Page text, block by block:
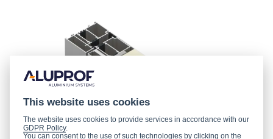
This website uses cookies
The website uses cookies to provide services in accordance with our
GDPR Policy.
You can consent to the use of such technologies by clicking on the